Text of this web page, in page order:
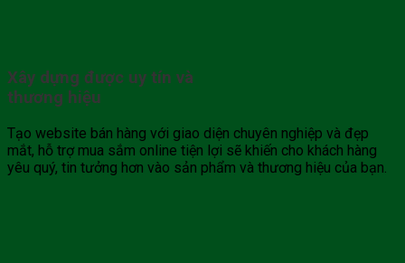
Xây dựng được uy tín và
thương hiệu
Tạo website bán hàng với giao diện chuyên nghiệp và đẹp
mắt, hỗ trợ mua sắm online tiện lợi sẽ khiến cho khách hàng
yêu quý, tin tưởng hơn vào sản phẩm và thương hiệu của bạn.